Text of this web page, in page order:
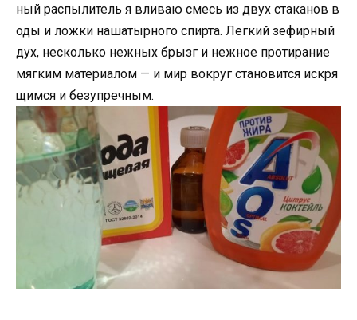
ный распылитель я вливаю смесь из двух стаканов в
оды и ложки нашатырного спирта. Легкий зефирный
дух, несколько нежных брызг и нежное протирание
мягким материалом — и мир вокруг становится искря
щимся и безупречным.